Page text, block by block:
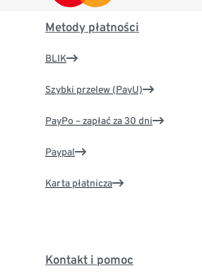
Metody płatności
BLIK
Szybki przelew (PayU)
PayPo – zapłać za 30 dni
Paypal
Karta płatnicza
Kontakt i pomoc